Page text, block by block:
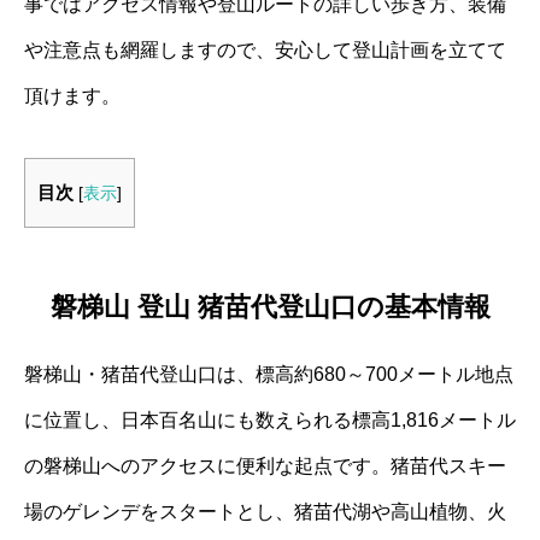
事ではアクセス情報や登山ルートの詳しい歩き方、装備
や注意点も網羅しますので、安心して登山計画を立てて
頂けます。
目次 [表示]
磐梯山 登山 猪苗代登山口の基本情報
磐梯山・猪苗代登山口は、標高約680～700メートル地点
に位置し、日本百名山にも数えられる標高1,816メートル
の磐梯山へのアクセスに便利な起点です。猪苗代スキー
場のゲレンデをスタートとし、猪苗代湖や高山植物、火